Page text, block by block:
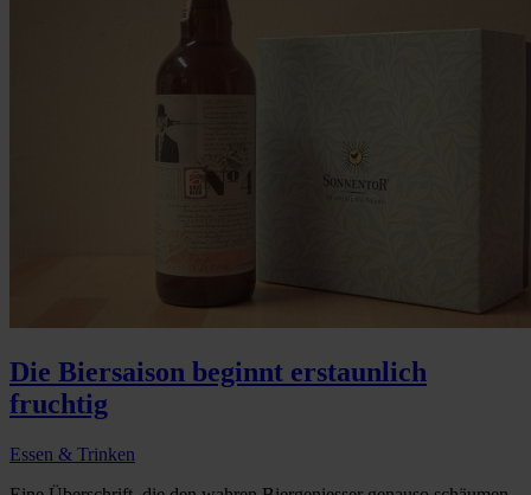
Die Biersaison beginnt erstaunlich
fruchtig
Essen & Trinken